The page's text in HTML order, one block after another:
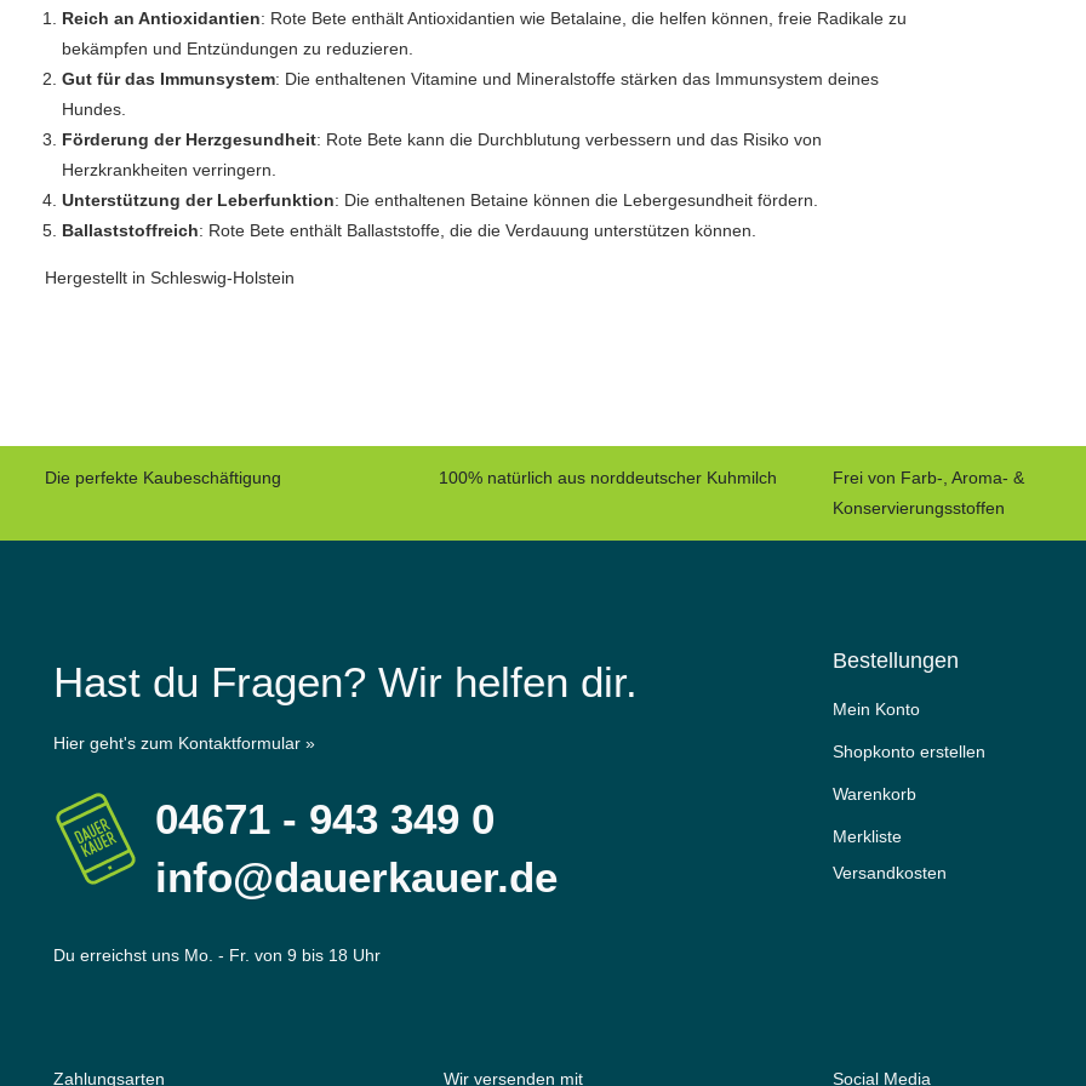
Reich an Antioxidantien: Rote Bete enthält Antioxidantien wie Betalaine, die helfen können, freie Radikale zu
bekämpfen und Entzündungen zu reduzieren.
Gut für das Immunsystem: Die enthaltenen Vitamine und Mineralstoffe stärken das Immunsystem deines
Hundes.
Förderung der Herzgesundheit: Rote Bete kann die Durchblutung verbessern und das Risiko von
Herzkrankheiten verringern.
Unterstützung der Leberfunktion: Die enthaltenen Betaine können die Lebergesundheit fördern.
Ballaststoffreich: Rote Bete enthält Ballaststoffe, die die Verdauung unterstützen können.
Hergestellt in Schleswig-Holstein
Die perfekte Kaubeschäftigung 100% natürlich aus norddeutscher Kuhmilch
Frei von Farb-, Aroma- &
Konservierungsstoffen
Hast du Fragen? Wir helfen dir.
Hier geht's zum Kontaktformular »
04671 - 943 349 0
info@dauerkauer.de
Du erreichst uns Mo. - Fr. von 9 bis 18 Uhr
Bestellungen
Mein Konto
Shopkonto erstellen
Warenkorb
Merkliste
Versandkosten
Zahlungsarten Wir versenden mit Social Media